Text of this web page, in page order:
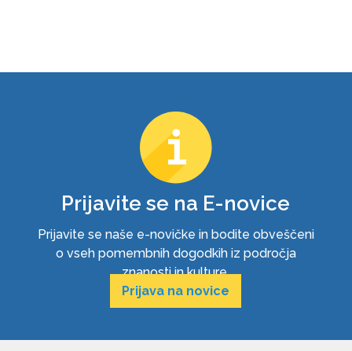
Prijavite se na E-novice
Prijavite se naše e-novičke in bodite obveščeni
o vseh pomembnih dogodkih iz področja
znanosti in kulture.
Prijava na novice